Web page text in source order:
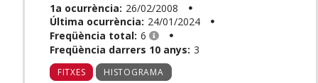
1a ocurrència: 26/02/2008
Última ocurrència: 24/01/2024
Freqüència total: 6
Freqüència darrers 10 anys: 3
FITXES HISTOGRAMA